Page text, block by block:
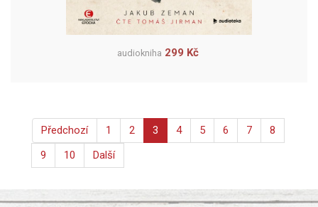
audiokniha 299 Kč
Předchozí 1 2 3 4 5 6 7
8
9
10 Další